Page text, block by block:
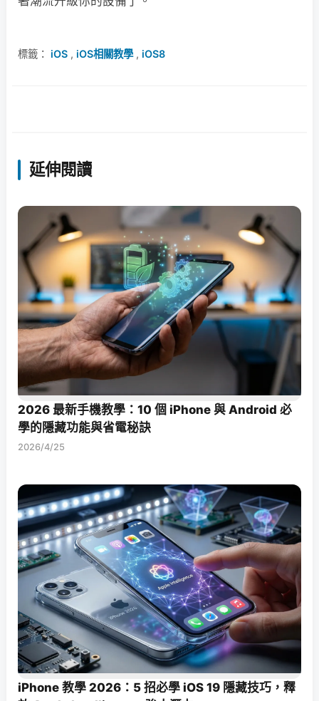
標籤： iOS , iOS相關教學, iOS8
延伸閱讀
2026 最新手機教學：10 個 iPhone 與 Android 必
學的隱藏功能與省電秘訣
2026/4/25
iPhone 教學 2026：5 招必學 iOS 19 隱藏技巧，釋